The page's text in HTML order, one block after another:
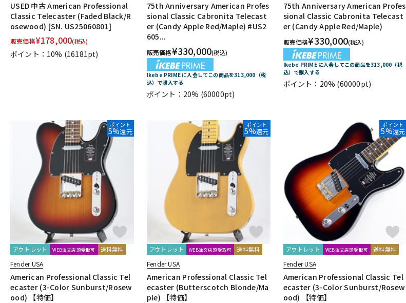
USED 中古 American Professional
Classic Telecaster (Faded Black/R
osewood) [SN. US25060801]
販売価格¥178,000(税込)
ポイント：10% (16181pt)
75th Anniversary American Profes
sional Classic Cabronita Telecast
er (Candy Apple Red/Maple) #US2
605...
販売価格¥330,000(税込)
Ikebe PRIME に入会してこの商品を313,000（税
込）で購入する
ポイント：20% (60000pt)
75th Anniversary American Profes
sional Classic Cabronita Telecast
er (Candy Apple Red/Maple)
販売価格¥330,000(税込)
Ikebe PRIME に入会してこの商品を313,000（税
込）で購入する
ポイント：20% (60000pt)
ポイント
5%還元
アウトレット WEB注文店頭受取可 送料無料
Fender USA
American Professional Classic Tel
ecaster (3-Color Sunburst/Rosew
ood) 【特価】
ポイント
5%還元
アウトレット WEB注文店頭受取可 送料無料
Fender USA
American Professional Classic Tel
ecaster (Butterscotch Blonde/Ma
ple) 【特価】
ポイント
5%還元
アウトレット WEB注文店頭受取可 送料無料
Fender USA
American Professional Classic Tel
ecaster (3-Color Sunburst/Rosew
ood) 【特価】